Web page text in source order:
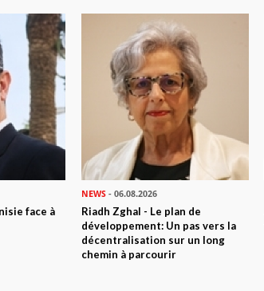
face à
NEWS - 06.08.2026
Riadh Zghal - Le plan de
développement: Un pas vers la
décentralisation sur un long
chemin à parcourir